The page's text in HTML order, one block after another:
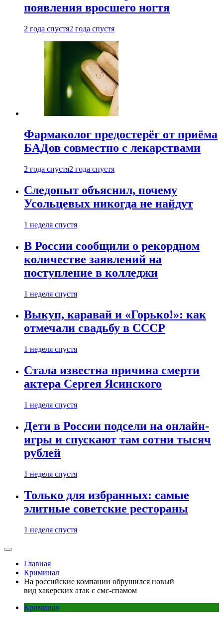
появления вросшего ногтя
2 года спустя2 года спустя
Фармаколог предостерёг от приёма
БАДов совместно с лекарствами
2 года спустя2 года спустя
Следопыт объяснил, почему
Усольцевых никогда не найдут
1 неделя спустя
В России сообщили о рекордном
количестве заявлений на
поступление в колледжи
1 неделя спустя
Выкуп, каравай и «Горько!»: как
отмечали свадьбу в СССР
1 неделя спустя
Стала известна причина смерти
актера Сергея Ясинского
1 неделя спустя
Дети в России подсели на онлайн-
игры и спускают там сотни тысяч
рублей
1 неделя спустя
Только для избранных: самые
элитные советские рестораны
1 неделя спустя
Главная
Криминал
На российские компании обрушился новый
вид хакерских атак с смс-спамом
Криминал